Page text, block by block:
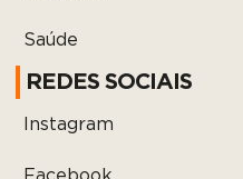
Saúde
REDES SOCIAIS
Instagram